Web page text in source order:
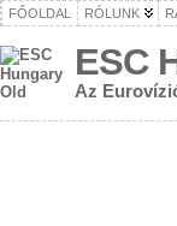
FŐOLDAL RÓLUNK
ESC
Az